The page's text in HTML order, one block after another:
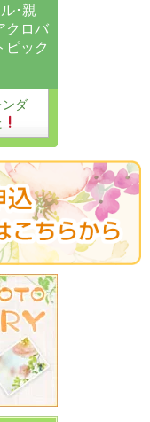
･親
クロバ
ピック
ンダ